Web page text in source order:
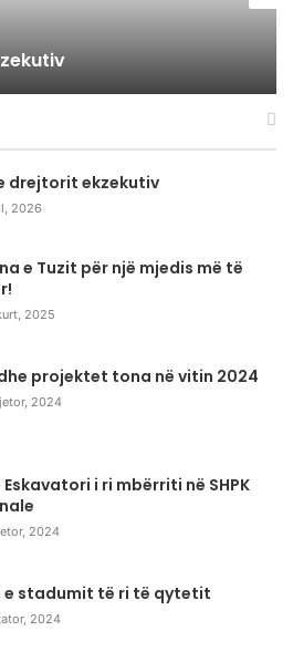
drejtorit ekzekutiv
2026
e Tuzit për një mjedis më të
2025
projektet tona në vitin 2024
2024
Eskavatori i ri mbërriti në SHPK
2024
e stadumit të ri të qytetit
2024